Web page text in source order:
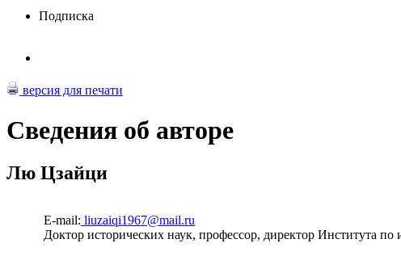
Подписка
версия для печати
Сведения об авторе
Лю Цзайци
E-mail: liuzaiqi1967@mail.ru
Доктор исторических наук, профессор, директор Института